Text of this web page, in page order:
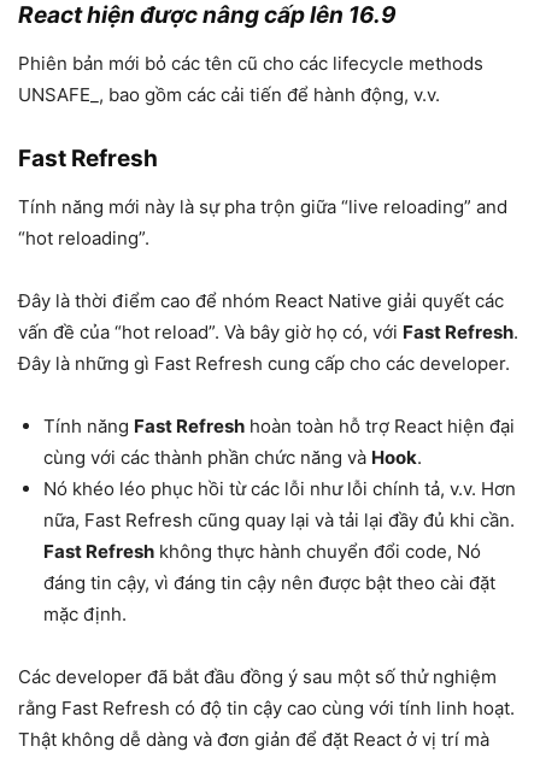
React hiện được nâng cấp lên 16.9
Phiên bản mới bỏ các tên cũ cho các lifecycle methods
UNSAFE_, bao gồm các cải tiến để hành động, v.v.
Fast Refresh
Tính năng mới này là sự pha trộn giữa “live reloading” and
“hot reloading”.
Đây là thời điểm cao để nhóm React Native giải quyết các
vấn đề của “hot reload”. Và bây giờ họ có, với Fast Refresh.
Đây là những gì Fast Refresh cung cấp cho các developer.
Tính năng Fast Refresh hoàn toàn hỗ trợ React hiện đại
cùng với các thành phần chức năng và Hook.
Nó khéo léo phục hồi từ các lỗi như lỗi chính tả, v.v. Hơn
nữa, Fast Refresh cũng quay lại và tải lại đầy đủ khi cần.
Fast Refresh không thực hành chuyển đổi code, Nó
đáng tin cậy, vì đáng tin cậy nên được bật theo cài đặt
mặc định.
Các developer đã bắt đầu đồng ý sau một số thử nghiệm
rằng Fast Refresh có độ tin cậy cao cùng với tính linh hoạt.
Thật không dễ dàng và đơn giản để đặt React ở vị trí mà